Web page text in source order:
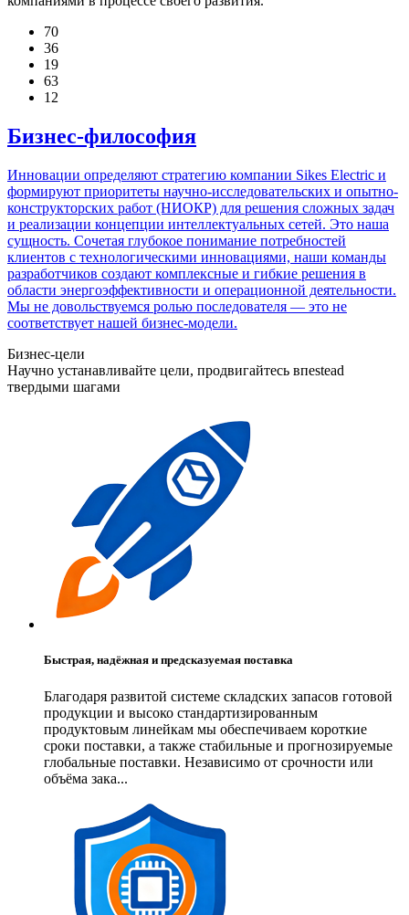
70
36
19
63
12
Бизнес-философия
Инновации определяют стратегию компании Sikes Electric и
формируют приоритеты научно-исследовательских и опытно-
конструкторских работ (НИОКР) для решения сложных задач
и реализации концепции интеллектуальных сетей. Это наша
сущность. Сочетая глубокое понимание потребностей
клиентов с технологическими инновациями, наши команды
разработчиков создают комплексные и гибкие решения в
области энергоэффективности и операционной деятельности.
Мы не довольствуемся ролью последователя — это не
соответствует нашей бизнес-модели.
Бизнес-цели
Научно устанавливайте цели, продвигайтесь впеstead
твердыми шагами
Быстрая, надёжная и предсказуемая поставка
Благодаря развитой системе складских запасов готовой
продукции и высоко стандартизированным
продуктовым линейкам мы обеспечиваем короткие
сроки поставки, а также стабильные и прогнозируемые
глобальные поставки. Независимо от срочности или
объёма зака...